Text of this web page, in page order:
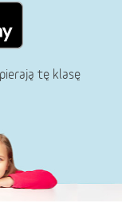
tę klasę